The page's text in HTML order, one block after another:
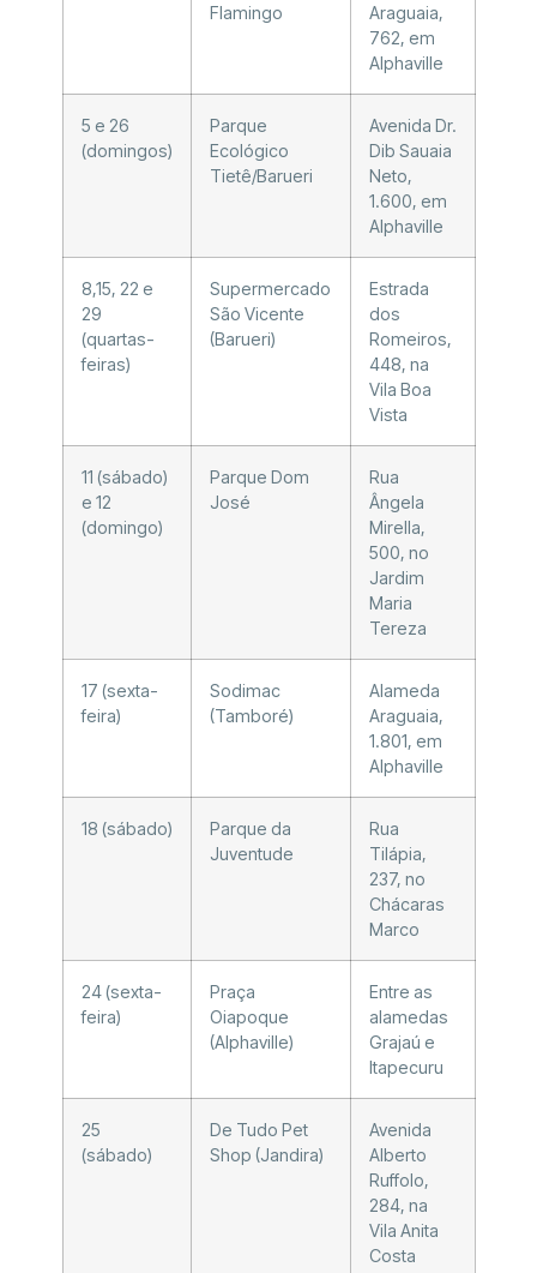
Flamingo
Araguaia,
762, em
Alphaville
5 e 26
(domingos)
Parque
Ecológico
Tietê/Barueri
Avenida Dr.
Dib Sauaia
Neto,
1.600, em
Alphaville
8,15, 22 e
29
(quartas-
feiras)
Supermercado
São Vicente
(Barueri)
Estrada
dos
Romeiros,
448, na
Vila Boa
Vista
11 (sábado)
e 12
(domingo)
Parque Dom
José
Rua
Ângela
Mirella,
500, no
Jardim
Maria
Tereza
17 (sexta-
feira)
Sodimac
(Tamboré)
Alameda
Araguaia,
1.801, em
Alphaville
18 (sábado)
Parque da
Juventude
Rua
Tilápia,
237, no
Chácaras
Marco
24 (sexta-
feira)
Praça
Oiapoque
(Alphaville)
Entre as
alamedas
Grajaú e
Itapecuru
25
(sábado)
De Tudo Pet
Shop (Jandira)
Avenida
Alberto
Ruffolo,
284, na
Vila Anita
Costa